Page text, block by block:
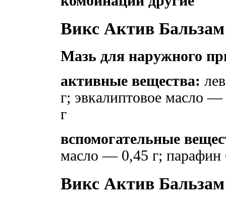
Викс Актив Бальзам
Мазь для наружного
активные вещества:
г; эвкалиптовое масло
г
вспомогательные
масло — 0,45 г;
Викс Актив